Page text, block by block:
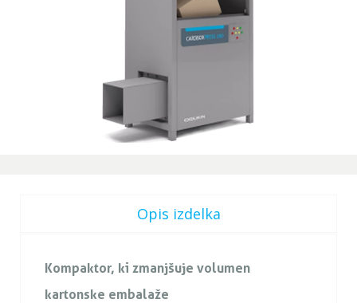
Opis izdelka
Kompaktor, ki zmanjšuje volumen
kartonske embalaže